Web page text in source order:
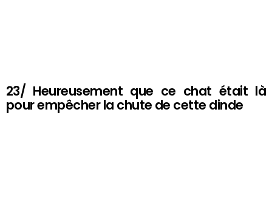
23/ Heureusement que ce chat était là
pour empêcher la chute de cette dinde